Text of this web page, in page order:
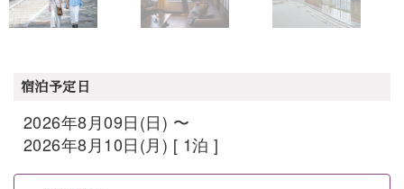
宿泊予定日
2026年8月09日(日) 〜
2026年8月10日(月) [ 1泊 ]